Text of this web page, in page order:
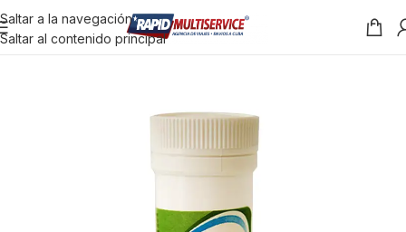
Saltar a la navegación
Saltar al contenido principal